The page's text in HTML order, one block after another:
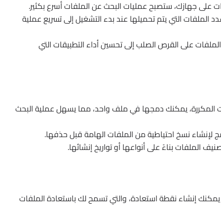
على جهازك، ستصبح عمليات البحث عن الملفات أسرع بكثير.
الملفات التي يتم تحميلها عند بدء التشغيل إلى تسريع عملية
على القرص الصلب إلى تحسين أداء التطبيقات التي
المكررة، يمكنك دمجها في ملف واحد، مما يسهل عملية البحث
لإنشاء نسخ احتياطية من الملفات الهامة قبل حذفها.
الملفات بناءً على أنواعها أو تواريخ إنشائها.
إنشاء نقطة استعادة، والتي تسمح لك باستعادة الملفات